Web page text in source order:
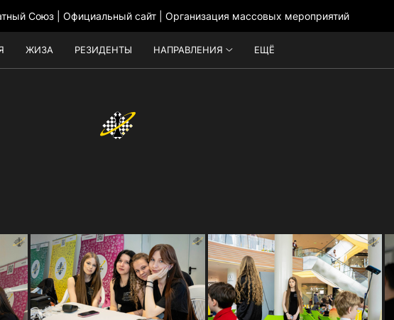
ЖИЗА РЕЗИДЕНТЫ НАПРАВЛЕНИЯ ЕЩЁ
Союз | Официальный сайт | Организация массовых мероприятий